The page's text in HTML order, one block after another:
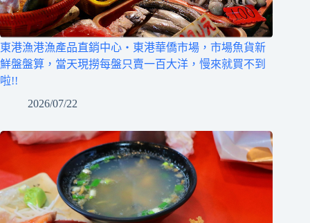
東港漁港漁產品直銷中心‧東港華僑市場，市場魚貨新
鮮盤盤算，當天現撈每盤只賣一百大洋，慢來就買不到
啦!!
2026/07/22